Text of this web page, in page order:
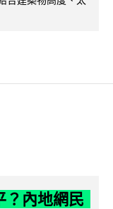
？內地網民